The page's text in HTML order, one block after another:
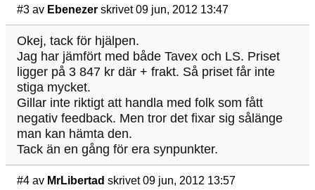
#3 av Ebenezer skrivet 09 jun, 2012 13:47
Okej, tack för hjälpen.
Jag har jämfört med både Tavex och LS. Priset
ligger på 3 847 kr där + frakt. Så priset får inte
stiga mycket.
Gillar inte riktigt att handla med folk som fått
negativ feedback. Men tror det fixar sig sålänge
man kan hämta den.
Tack än en gång för era synpunkter.
#4 av MrLibertad skrivet 09 jun, 2012 13:57